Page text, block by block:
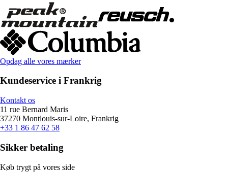
Opdag alle vores mærker
Kundeservice i Frankrig
Kontakt os
11 rue Bernard Maris
37270 Montlouis-sur-Loire, Frankrig
+33 1 86 47 62 58
Sikker betaling
Køb trygt på vores side